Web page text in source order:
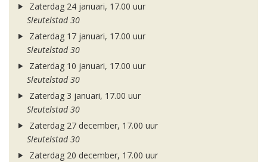
Zaterdag 24 januari, 17.00 uur
Sleutelstad 30
Zaterdag 17 januari, 17.00 uur
Sleutelstad 30
Zaterdag 10 januari, 17.00 uur
Sleutelstad 30
Zaterdag 3 januari, 17.00 uur
Sleutelstad 30
Zaterdag 27 december, 17.00 uur
Sleutelstad 30
Zaterdag 20 december, 17.00 uur